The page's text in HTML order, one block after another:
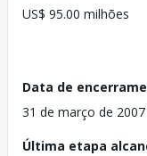
US$ 95.00 milhões
Data de
31 de março de 2007
Última etapa